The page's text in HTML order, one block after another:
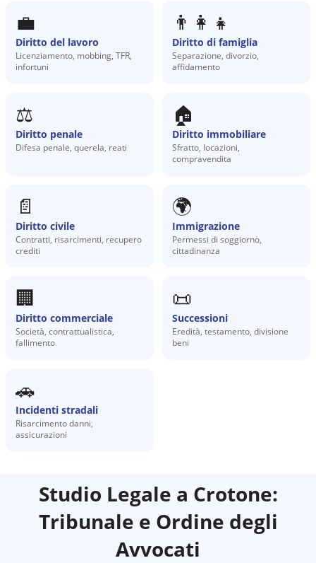
💼
Diritto del lavoro
Licenziamento, mobbing, TFR,
infortuni
👨‍👩‍👧
Diritto di famiglia
Separazione, divorzio,
affidamento
⚖️
Diritto penale
Difesa penale, querela, reati
🏠
Diritto immobiliare
Sfratto, locazioni,
compravendita
📄
Diritto civile
Contratti, risarcimenti, recupero
crediti
🌍
Immigrazione
Permessi di soggiorno,
cittadinanza
🏢
Diritto commerciale
Società, contrattualistica,
fallimento
📜
Successioni
Eredità, testamento, divisione
beni
🚗
Incidenti stradali
Risarcimento danni,
assicurazioni
Studio Legale a Crotone:
Tribunale e Ordine degli
Avvocati